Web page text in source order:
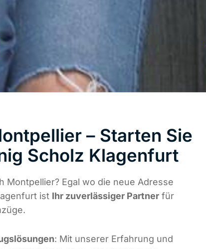
– Starten Sie
Scholz Klagenfurt
Montpellier? Egal wo die neue Adresse
ist Ihr zuverlässiger Partner für
: Mit unserer Erfahrung und